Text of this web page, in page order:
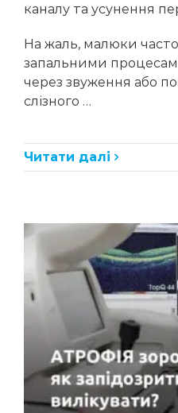
каналу та усунення
На жаль, малюки
запальними
через звуження або
слізного …
Читати далі